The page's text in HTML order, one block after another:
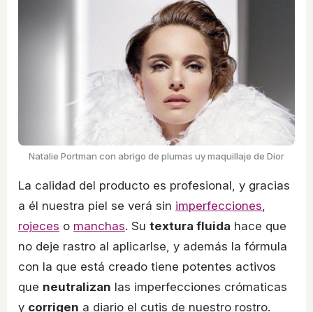
Natalie Portman con abrigo de plumas uy maquillaje de Dior
La calidad del producto es profesional, y gracias
a él nuestra piel se verá sin imperfecciones
rojeces o manchas. Su textura fluida hace que
no deje rastro al aplicarlse, y además la fórmula
con la que está creado tiene potentes activos
que neutralizan las imperfecciones crómaticas
y corrigen a diario el cutis de nuestro rostro.